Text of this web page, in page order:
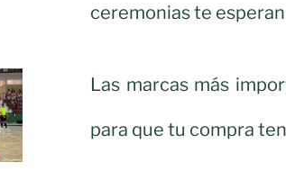
ceremonias te
Las marcas más
para que tu compra